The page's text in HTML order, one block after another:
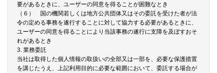
要があるときに、ユーザーの同意を得ることが困難なとき
（６） 国の機関若しくは地方公共団体又はその委託を受けた者が法
令の定める事務を遂行することに対して協力する必要があるときに、
ユーザーの同意を得ることにより当該事務の遂行に支障を及ぼすおそ
れがあるとき
3. 業務委託
当社は取得した個人情報の取扱いの全部又は一部を、必要な保護措置
を講じたうえ、上記利用目的に必要な範囲において、委託する場合が